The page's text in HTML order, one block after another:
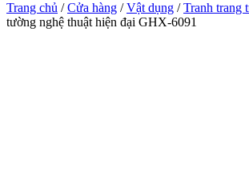
Trang chủ /Cửa hàng /Vật dụng /Tranh trang
tường nghệ thuật hiện đại GHX-6091